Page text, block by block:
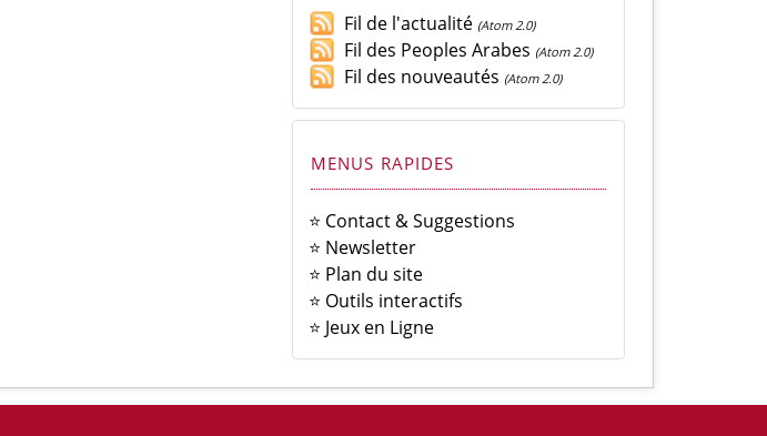
Fil de l'actualité (Atom 2.0)
Fil des Peoples Arabes (Atom 2.0)
Fil des nouveautés (Atom 2.0)
MENUS RAPIDES
⭐ Contact & Suggestions
⭐ Newsletter
⭐ Plan du site
⭐ Outils interactifs
⭐ Jeux en Ligne